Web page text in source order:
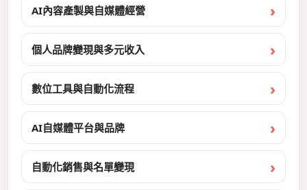
AI內容產製與自媒體經營
個人品牌變現與多元收入
數位工具與自動化流程
AI自媒體平台與品牌
自動化銷售與名單變現